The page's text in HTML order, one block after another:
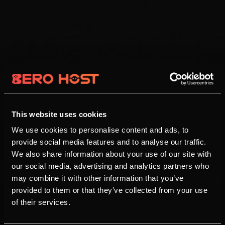
This website uses cookies
We use cookies to personalise content and ads, to
provide social media features and to analyse our traffic.
We also share information about your use of our site with
our social media, advertising and analytics partners who
may combine it with other information that you’ve
provided to them or that they’ve collected from your use
of their services.